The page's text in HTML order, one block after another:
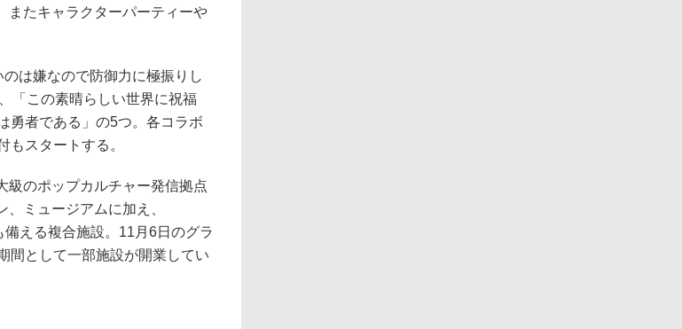
またキャラクターパーティーや
は嫌なので防御力に極振りし
「この素晴らしい世界に祝福
勇者である」の5つ。各コラボ
もスタートする。
級のポップカルチャー発信拠点
ミュージアムに加え、
える複合施設。11月6日のグラ
間として一部施設が開業してい